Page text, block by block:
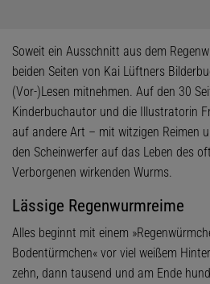
Soweit ein Ausschnitt aus dem
beiden Seiten von Kai Lüftners
(Vor-)Lesen mitnehmen. Auf den 30
Kinderbuchautor und die Illustratorin
auf andere Art – mit witzigen Reimen
den Scheinwerfer auf das Leben des
Verborgenen wirkenden Wurms.
Lässige Regenwurmreime
Alles beginnt mit einem
Bodentürmchen« vor viel weißem
zehn, dann tausend und am Ende